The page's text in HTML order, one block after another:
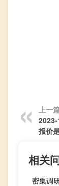
上一
报价
相关
密集调